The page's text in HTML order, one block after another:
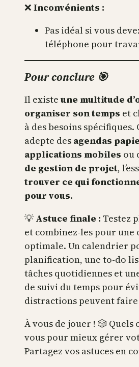
❌ Inconvénients :
Pas idéal si vous
téléphone pour
Pour conclure 🎯
Il existe une multitude
organiser son temps et
à des besoins spécifiques.
adepte des agendas
applications mobiles ou
de gestion de projet,
trouver ce qui
pour vous.
💡 Astuce finale : Testez
et combinez-les pour
optimale. Un calendrier
planification, une to-do
tâches quotidiennes et
de suivi du temps pour
distractions peuvent faire
À vous de jouer ! 🎲
vous pour mieux gérer
Partagez vos astuces en